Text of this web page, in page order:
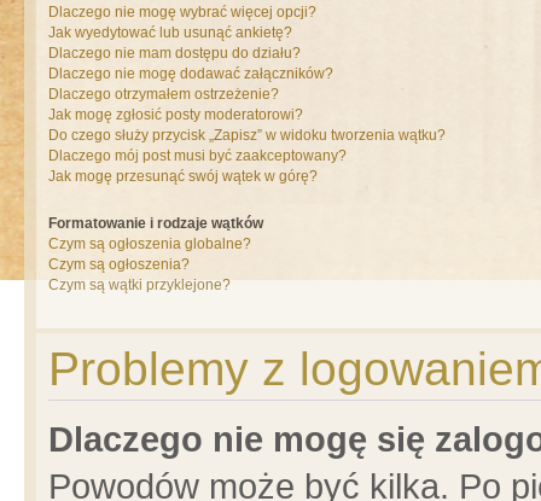
Dlaczego nie mogę wybrać więcej opcji?
Jak wyedytować lub usunąć ankietę?
Dlaczego nie mam dostępu do działu?
Dlaczego nie mogę dodawać załączników?
Dlaczego otrzymałem ostrzeżenie?
Jak mogę zgłosić posty moderatorowi?
Do czego służy przycisk „Zapisz” w widoku tworzenia wątku?
Dlaczego mój post musi być zaakceptowany?
Jak mogę przesunąć swój wątek w górę?
Formatowanie i rodzaje wątków
Czym są ogłoszenia globalne?
Czym są ogłoszenia?
Czym są wątki przyklejone?
Problemy z
Dlaczego nie mogę się
Powodów może być kilka. Po